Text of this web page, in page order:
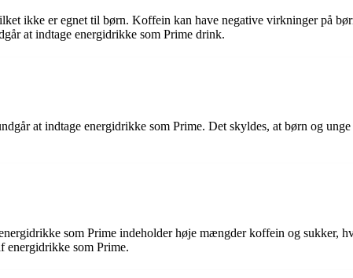
ikke er egnet til børn. Koffein kan have negative virkninger på
at indtage energidrikke som Prime drink.
at indtage energidrikke som Prime. Det skyldes, at børn og
som Prime indeholder høje mængder koffein og sukker,
energidrikke som Prime.